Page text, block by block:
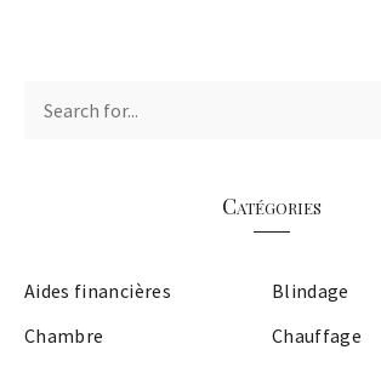
Catégories
Aides financières
Blindage
Chambre
Chauffage